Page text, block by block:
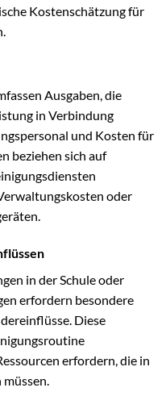
Kostenschätzung für
Ausgaben, die
in Verbindung
und Kosten für
beziehen sich auf
oder
in der Schule oder
erfordern besondere
Diese
erfordern, die in